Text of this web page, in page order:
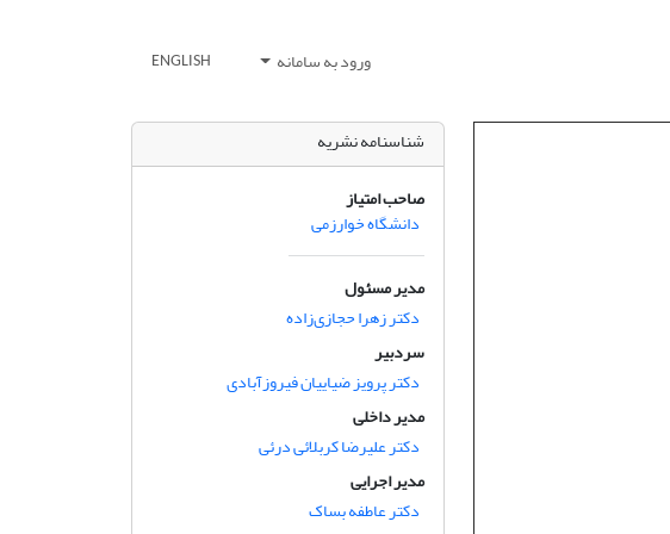
ورود به سامانه ENGLISH
شناسنامه نشریه
صاحب امتیاز
دانشگاه خوارزمی
مدیر مسئول
دکتر زهرا حجازی‌زاده
سردبیر
دکتر پرویز ضیاییان فیروزآبادی
مدیر داخلی
دکتر علیرضا کربلائی درئی
مدیر اجرایی
دکتر عاطفه بساک